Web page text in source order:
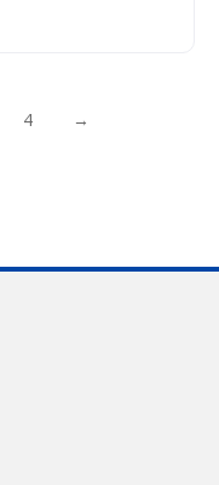
4 →